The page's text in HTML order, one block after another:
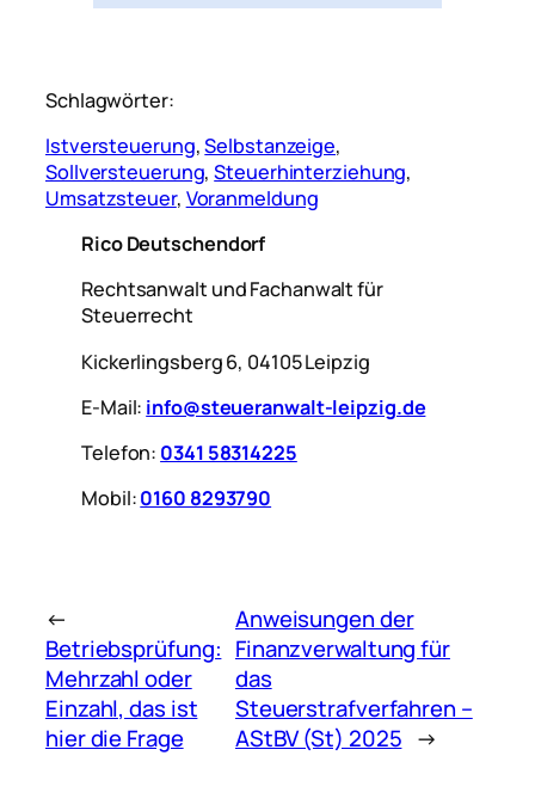
Schlagwörter:
Istversteuerung, Selbstanzeige
Sollversteuerung, Steuerhinterziehung
Umsatzsteuer, Voranmeldung
Rico Deutschendorf
Rechtsanwalt und Fachanwalt für
Steuerrecht
Kickerlingsberg 6, 04105 Leipzig
E-Mail: info@steueranwalt-leipzig.de
Telefon: 0341 58314225
Mobil:0160 8293790
←
Betriebsprüfung:
Mehrzahl oder
Einzahl, das ist
hier die Frage
Anweisungen der
Finanzverwaltung für
das
Steuerstrafverfahren –
AStBV (St) 2025 →